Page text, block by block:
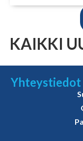
KAIKKI
Yhteystiedot